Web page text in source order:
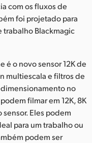
com os fluxos de
foi projetado para
trabalho Blackmagic
é o novo sensor 12K de
multiescala e filtros de
no
filmar em 12K, 8K
Eles podem
para um trabalho ou
podem ser